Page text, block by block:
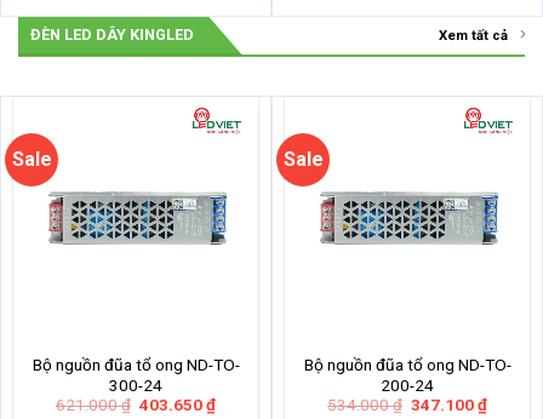
ĐÈN LED DÂY KINGLED Xem tất cả
Sale
Bộ nguồn đũa tổ ong ND-TO-
300-24
621.000₫ Original
403.650₫Current
Sale
Bộ nguồn đũa tổ ong ND-TO-
200-24
534.000₫ Original
347.100₫Current